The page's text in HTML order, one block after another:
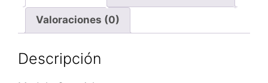
Valoraciones (0)
Descripción